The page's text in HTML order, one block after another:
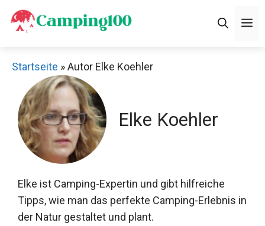
Zum
Inhalt
Startseite »Autor Elke Koehler
Elke Koehler
Elke ist Camping-Expertin und gibt hilfreiche
Tipps, wie man das perfekte Camping-Erlebnis in
der Natur gestaltet und plant.